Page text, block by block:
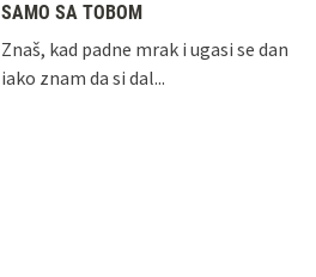
SAMO SA TOBOM
Znaš, kad padne mrak i ugasi se dan
iako znam da si dal...